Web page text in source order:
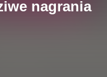
nagrania